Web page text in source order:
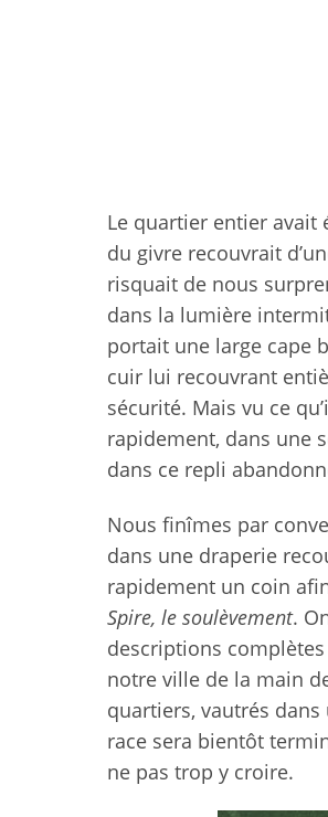
Le quartier entier avait
du givre recouvrait
risquait de nous
dans la lumière
portait une large cape
cuir lui recouvrant
sécurité. Mais vu ce
rapidement, dans une
dans ce repli
Nous finîmes par
dans une draperie
rapidement un coin
Spire, le soulèvement.
descriptions
notre ville de la main
quartiers, vautrés
race sera bientôt
ne pas trop y croire.